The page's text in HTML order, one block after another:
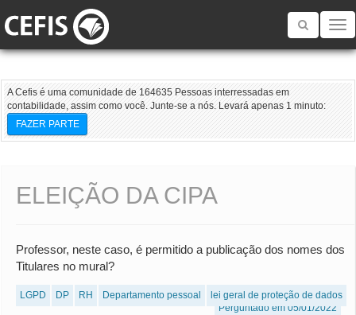
Toggle
A Cefis é uma comunidade de 164635 Pessoas interressadas em
contabilidade, assim como você. Junte-se a nós. Levará apenas 1 minuto:
FAZER PARTE
ELEIÇÃO DA CIPA
Professor, neste caso, é permitido a publicação dos nomes dos
Titulares no mural?
LGPD DP RH Departamento pessoal
lei geral de proteção de dados
Perguntado em 05/01/2022